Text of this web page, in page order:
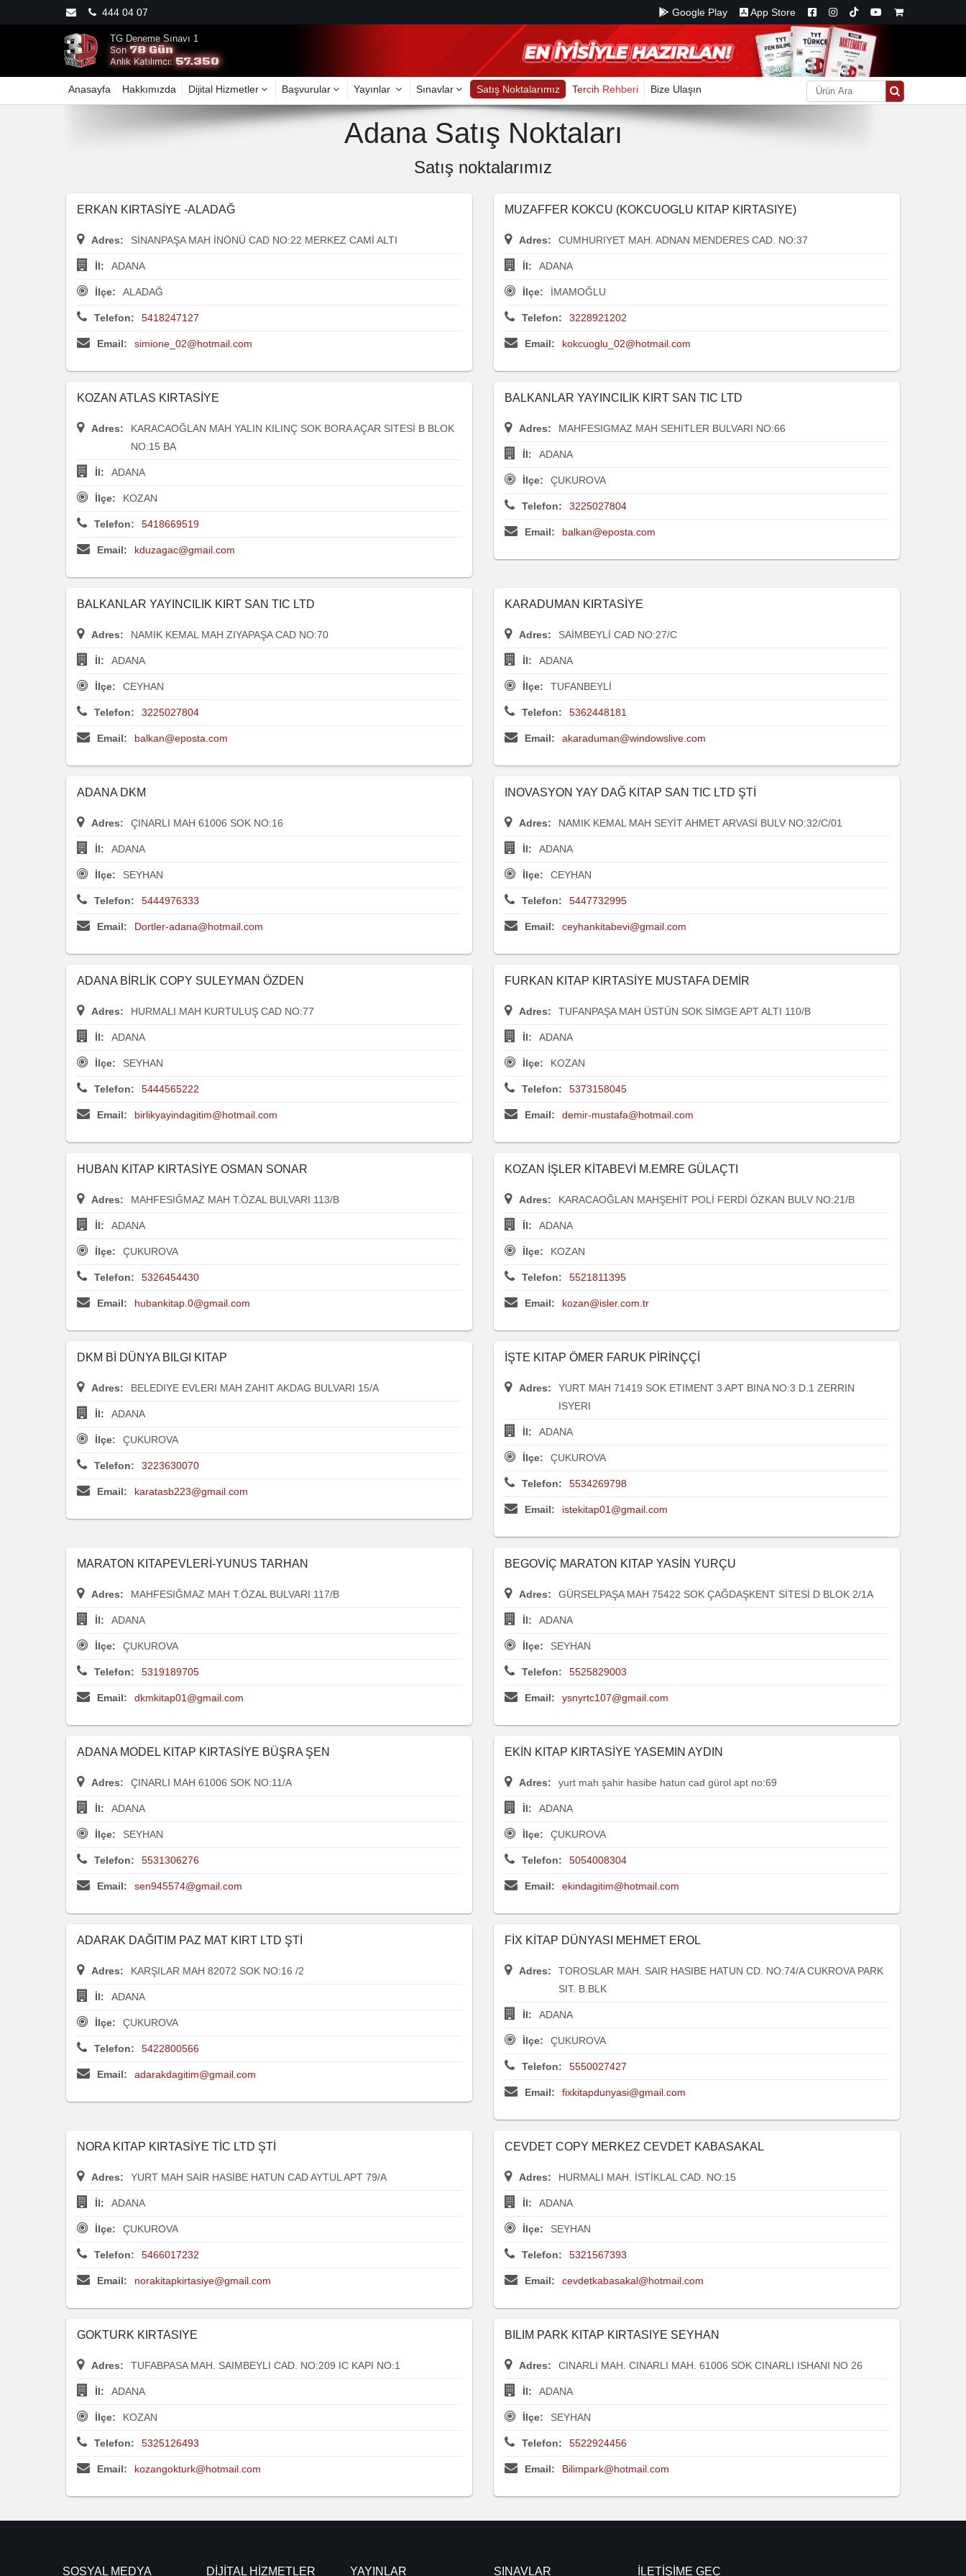
444 04 07 Google Play App Store
TG Deneme Sınavı 1
Son 78 Gün
Anlık Katılımcı:57.350
Anasayfa Hakkımızda Dijital Hizmetler Başvurular Yayınlar Sınavlar Satış Noktalarımız Tercih Rehberi Bize Ulaşın
Adana Satış Noktaları
Satış noktalarımız
ERKAN KIRTASİYE -ALADAĞ
Adres: SİNANPAŞA MAH İNÖNÜ CAD NO:22 MERKEZ CAMİ ALTI
İl: ADANA
İlçe: ALADAĞ
Telefon: 5418247127
Email: simione_02@hotmail.com
MUZAFFER KOKCU (KOKCUOGLU KITAP KIRTASIYE)
Adres: CUMHURIYET MAH. ADNAN MENDERES CAD. NO:37
İl: ADANA
İlçe: İMAMOĞLU
Telefon: 3228921202
Email: kokcuoglu_02@hotmail.com
KOZAN ATLAS KIRTASİYE
Adres:
KARACAOĞLAN MAH YALIN KILINÇ SOK BORA AÇAR SITESİ B BLOK
NO:15 BA
İl: ADANA
İlçe: KOZAN
Telefon: 5418669519
Email: kduzagac@gmail.com
BALKANLAR YAYINCILIK KIRT SAN TIC LTD
Adres: MAHFESIGMAZ MAH SEHITLER BULVARI NO:66
İl: ADANA
İlçe: ÇUKUROVA
Telefon: 3225027804
Email: balkan@eposta.com
BALKANLAR YAYINCILIK KIRT SAN TIC LTD
Adres: NAMIK KEMAL MAH ZIYAPAŞA CAD NO:70
İl: ADANA
İlçe: CEYHAN
Telefon: 3225027804
Email: balkan@eposta.com
KARADUMAN KIRTASİYE
Adres: SAİMBEYLİ CAD NO:27/C
İl: ADANA
İlçe: TUFANBEYLİ
Telefon: 5362448181
Email: akaraduman@windowslive.com
ADANA DKM
Adres: ÇINARLI MAH 61006 SOK NO:16
İl: ADANA
İlçe: SEYHAN
Telefon: 5444976333
Email: Dortler-adana@hotmail.com
INOVASYON YAY DAĞ KITAP SAN TIC LTD ŞTİ
Adres: NAMIK KEMAL MAH SEYİT AHMET ARVASİ BULV NO:32/C/01
İl: ADANA
İlçe: CEYHAN
Telefon: 5447732995
Email: ceyhankitabevi@gmail.com
ADANA BİRLİK COPY SULEYMAN ÖZDEN
Adres: HURMALI MAH KURTULUŞ CAD NO:77
İl: ADANA
İlçe: SEYHAN
Telefon: 5444565222
Email: birlikyayindagitim@hotmail.com
FURKAN KITAP KIRTASİYE MUSTAFA DEMİR
Adres: TUFANPAŞA MAH ÜSTÜN SOK SİMGE APT ALTI 110/B
İl: ADANA
İlçe: KOZAN
Telefon: 5373158045
Email: demir-mustafa@hotmail.com
HUBAN KITAP KIRTASİYE OSMAN SONAR
Adres: MAHFESIĞMAZ MAH T.ÖZAL BULVARI 113/B
İl: ADANA
İlçe: ÇUKUROVA
Telefon: 5326454430
Email: hubankitap.0@gmail.com
KOZAN İŞLER KİTABEVİ M.EMRE GÜLAÇTI
Adres: KARACAOĞLAN MAHŞEHİT POLİ FERDİ ÖZKAN BULV NO:21/B
İl: ADANA
İlçe: KOZAN
Telefon: 5521811395
Email: kozan@isler.com.tr
DKM Bİ DÜNYA BILGI KITAP
Adres: BELEDIYE EVLERI MAH ZAHIT AKDAG BULVARI 15/A
İl: ADANA
İlçe: ÇUKUROVA
Telefon: 3223630070
Email: karatasb223@gmail.com
İŞTE KITAP ÖMER FARUK PİRİNÇÇİ
Adres:
YURT MAH 71419 SOK ETIMENT 3 APT BINA NO:3 D.1 ZERRIN
ISYERI
İl: ADANA
İlçe: ÇUKUROVA
Telefon: 5534269798
Email: istekitap01@gmail.com
MARATON KITAPEVLERİ-YUNUS TARHAN
Adres: MAHFESIĞMAZ MAH T.ÖZAL BULVARI 117/B
İl: ADANA
İlçe: ÇUKUROVA
Telefon: 5319189705
Email: dkmkitap01@gmail.com
BEGOVİÇ MARATON KITAP YASİN YURÇU
Adres: GÜRSELPAŞA MAH 75422 SOK ÇAĞDAŞKENT SİTESİ D BLOK 2/1A
İl: ADANA
İlçe: SEYHAN
Telefon: 5525829003
Email: ysnyrtc107@gmail.com
ADANA MODEL KITAP KIRTASİYE BÜŞRA ŞEN
Adres: ÇINARLI MAH 61006 SOK NO:11/A
İl: ADANA
İlçe: SEYHAN
Telefon: 5531306276
Email: sen945574@gmail.com
EKİN KITAP KIRTASİYE YASEMIN AYDIN
Adres: yurt mah şahir hasibe hatun cad gürol apt no:69
İl: ADANA
İlçe: ÇUKUROVA
Telefon: 5054008304
Email: ekindagitim@hotmail.com
ADARAK DAĞITIM PAZ MAT KIRT LTD ŞTİ
Adres: KARŞILAR MAH 82072 SOK NO:16 /2
İl: ADANA
İlçe: ÇUKUROVA
Telefon: 5422800566
Email: adarakdagitim@gmail.com
FİX KİTAP DÜNYASI MEHMET EROL
Adres:
TOROSLAR MAH. SAIR HASIBE HATUN CD. NO:74/A CUKROVA PARK
SIT. B.BLK
İl: ADANA
İlçe: ÇUKUROVA
Telefon: 5550027427
Email: fixkitapdunyasi@gmail.com
NORA KITAP KIRTASİYE TİC LTD ŞTİ
Adres: YURT MAH SAİR HASİBE HATUN CAD AYTUL APT 79/A
İl: ADANA
İlçe: ÇUKUROVA
Telefon: 5466017232
Email: norakitapkirtasiye@gmail.com
CEVDET COPY MERKEZ CEVDET KABASAKAL
Adres: HURMALI MAH. İSTİKLAL CAD. NO:15
İl: ADANA
İlçe: SEYHAN
Telefon: 5321567393
Email: cevdetkabasakal@hotmail.com
GOKTURK KIRTASIYE
Adres: TUFABPASA MAH. SAIMBEYLI CAD. NO:209 IC KAPI NO:1
İl: ADANA
İlçe: KOZAN
Telefon: 5325126493
Email: kozangokturk@hotmail.com
BILIM PARK KITAP KIRTASIYE SEYHAN
Adres: CINARLI MAH. CINARLI MAH. 61006 SOK CINARLI ISHANI NO 26
İl: ADANA
İlçe: SEYHAN
Telefon: 5522924456
Email: Bilimpark@hotmail.com
SOSYAL MEDYA DİJİTAL HİZMETLER YAYINLAR SINAVLAR İLETIŞIME GEÇ